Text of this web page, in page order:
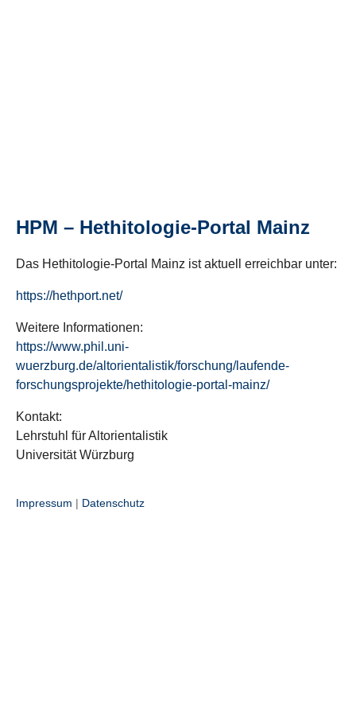
HPM – Hethitologie-Portal Mainz
Das Hethitologie-Portal Mainz ist aktuell erreichbar unter:
https://hethport.net/
Weitere Informationen:
https://www.phil.uni-
wuerzburg.de/altorientalistik/forschung/laufende-
forschungsprojekte/hethitologie-portal-mainz/
Kontakt:
Lehrstuhl für Altorientalistik
Universität Würzburg
Impressum | Datenschutz